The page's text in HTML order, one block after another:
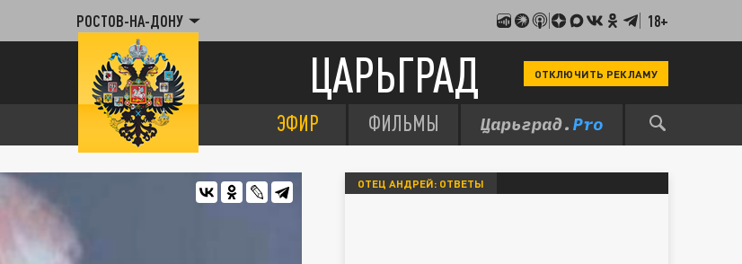
РОСТОВ-НА-ДОНУ 18+
ЦАРЬГРАД ОТКЛЮЧИТЬ РЕКЛАМУ
ЭФИР ФИЛЬМЫ
ОТЕЦ АНДРЕЙ: ОТВЕТЫ